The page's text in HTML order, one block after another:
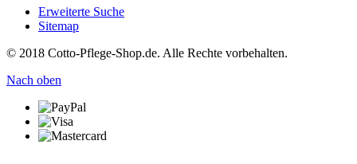
Erweiterte Suche
Sitemap
© 2018 Cotto-Pflege-Shop.de. Alle Rechte vorbehalten.
Nach oben